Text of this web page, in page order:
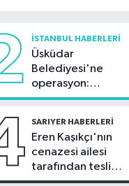
bağışlar dikkat
karıştı
İSTANBUL HABERLERI
Üsküdar
Belediyesi'ne
operasyon:
Sinem Dedetaş'a
SARIYER HABERLERI
Eren Kaşıkçı'nın
cenazesi ailesi
tarafından teslim
alındı